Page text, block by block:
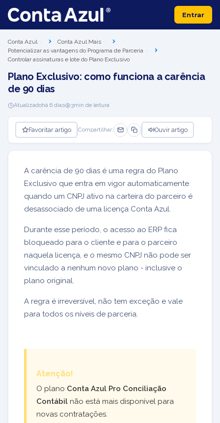
Entrar
Conta Azul
Conta Azul Mais
Potencializar as vantagens do Programa de Parceria
Controlar assinaturas e lote do Plano Exclusivo
Plano Exclusivo: como funciona a carência
de 90 dias
Atualizadohá 6 dias 3min de leitura
Favoritar artigo Compartilhar: Ouvir artigo
A carência de 90 dias é uma regra do Plano
Exclusivo que entra em vigor automaticamente
quando um CNPJ ativo na carteira do parceiro é
desassociado de uma licença Conta Azul.
Durante esse período, o acesso ao ERP fica
bloqueado para o cliente e para o parceiro
naquela licença, e o mesmo CNPJ não pode ser
vinculado a nenhum novo plano - inclusive o
plano original.
A regra é irreversível, não tem exceção e vale
para todos os níveis de parceria.
Atenção!
O plano Conta Azul Pro Conciliação
Contábil não está mais disponível para
novas contratações.